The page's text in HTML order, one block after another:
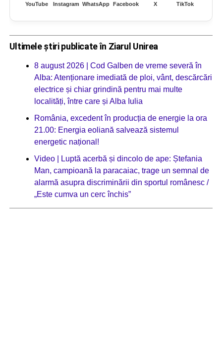
YouTube Instagram WhatsApp Facebook X TikTok
Ultimele știri publicate în Ziarul Unirea
8 august 2026 | Cod Galben de vreme severă în
Alba: Atenționare imediată de ploi, vânt, descărcări
electrice și chiar grindină pentru mai multe
localități, între care și Alba Iulia
România, excedent în producția de energie la ora
21.00: Energia eoliană salvează sistemul
energetic național!
Video | Luptă acerbă și dincolo de ape: Ștefania
Man, campioană la paracaiac, trage un semnal de
alarmă asupra discriminării din sportul românesc /
„Este cumva un cerc închis”